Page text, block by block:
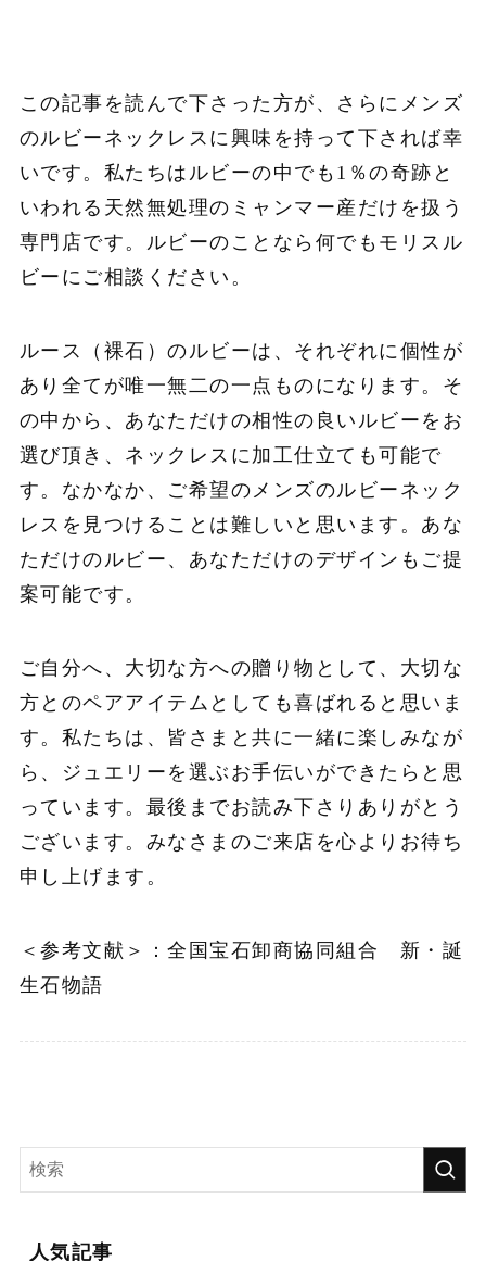
この記事を読んで下さった方が、さらにメンズ
のルビーネックレスに興味を持って下されば幸
いです。私たちはルビーの中でも1％の奇跡と
いわれる天然無処理のミャンマー産だけを扱う
専門店です。ルビーのことなら何でもモリスル
ビーにご相談ください。
ルース（裸石）のルビーは、それぞれに個性が
あり全てが唯一無二の一点ものになります。そ
の中から、あなただけの相性の良いルビーをお
選び頂き、ネックレスに加工仕立ても可能で
す。なかなか、ご希望のメンズのルビーネック
レスを見つけることは難しいと思います。あな
ただけのルビー、あなただけのデザインもご提
案可能です。
ご自分へ、大切な方への贈り物として、大切な
方とのペアアイテムとしても喜ばれると思いま
す。私たちは、皆さまと共に一緒に楽しみなが
ら、ジュエリーを選ぶお手伝いができたらと思
っています。最後までお読み下さりありがとう
ございます。みなさまのご来店を心よりお待ち
申し上げます。
＜参考文献＞：全国宝石卸商協同組合 新・誕
生石物語
人気記事